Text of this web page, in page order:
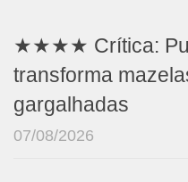
★★★★ Crítica:
transforma
gargalhadas
07/08/2026